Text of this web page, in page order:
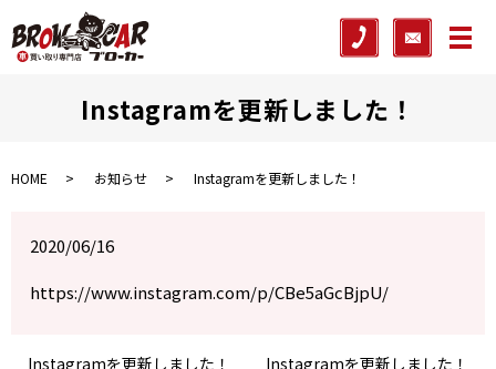
メ
Instagramを更新しました！
HOME お知らせ Instagramを更新しました！
2020/06/16
https://www.instagram.com/p/CBe5aGcBjpU/
Instagramを更新しました！ Instagramを更新しました！